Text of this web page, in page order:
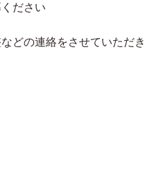
ださい
どの連絡をさせていただき